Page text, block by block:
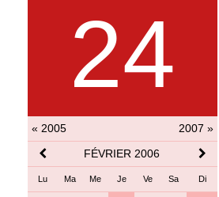
24
« 2005
2007 »
FÉVRIER 2006
Lu Ma Me Je Ve Sa Di